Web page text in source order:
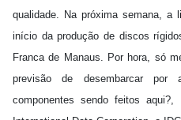
qualidade. Na próxima semana,
início da produção de discos
Franca de Manaus. Por hora, só
previsão de desembarcar
componentes sendo feitos